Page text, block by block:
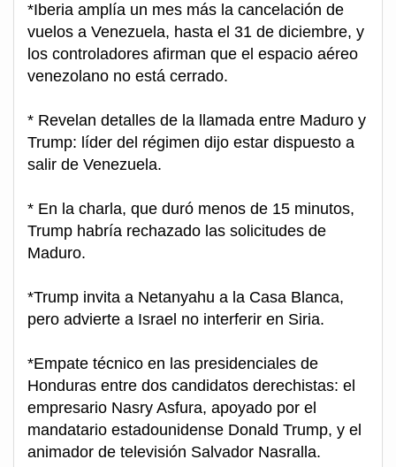
*Iberia amplía un mes más la cancelación de
vuelos a Venezuela, hasta el 31 de diciembre, y
los controladores afirman que el espacio aéreo
venezolano no está cerrado.
* Revelan detalles de la llamada entre Maduro y
Trump: líder del régimen dijo estar dispuesto a
salir de Venezuela.
* En la charla, que duró menos de 15 minutos,
Trump habría rechazado las solicitudes de
Maduro.
*Trump invita a Netanyahu a la Casa Blanca,
pero advierte a Israel no interferir en Siria.
*Empate técnico en las presidenciales de
Honduras entre dos candidatos derechistas: el
empresario Nasry Asfura, apoyado por el
mandatario estadounidense Donald Trump, y el
animador de televisión Salvador Nasralla.